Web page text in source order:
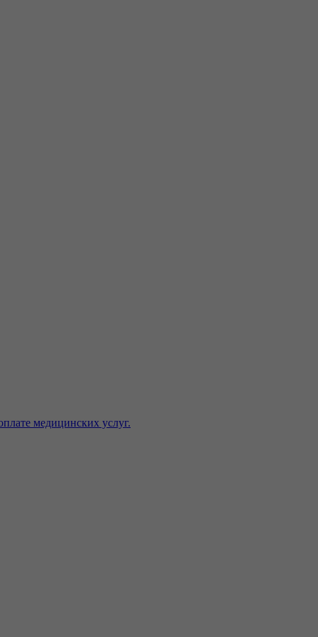
медицинских услуг.